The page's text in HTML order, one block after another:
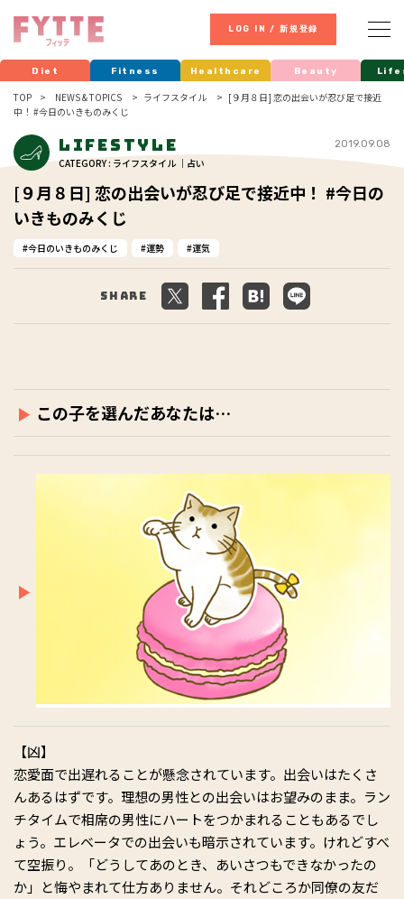
LOG IN / 新規登録
Diet Fitness Healthcare Beauty
TOP NEWS & TOPICS ライフスタイル
[９月８日] 恋の出会いが忍び足で接近
中！ #今日のいきものみくじ
Lifestyle
CATEGORY : ライフスタイル ｜占い
2019.09.08
[９月８日] 恋の出会いが忍び足で接近中！ #今日の
いきものみくじ
今日のいきものみくじ 運勢 運気
Share
この子を選んだあなたは…
【凶】
恋愛面で出遅れることが懸念されています。出会いはたくさ
んあるはずです。理想の男性との出会いはお望みのまま。ラン
チタイムで相席の男性にハートをつかまれることもあるでし
ょう。エレベータでの出会いも暗示されています。けれどすべ
て空振り。「どうしてあのとき、あいさつもできなかったの
か」と悔やまれて仕方ありません。それどころか同僚の友だ